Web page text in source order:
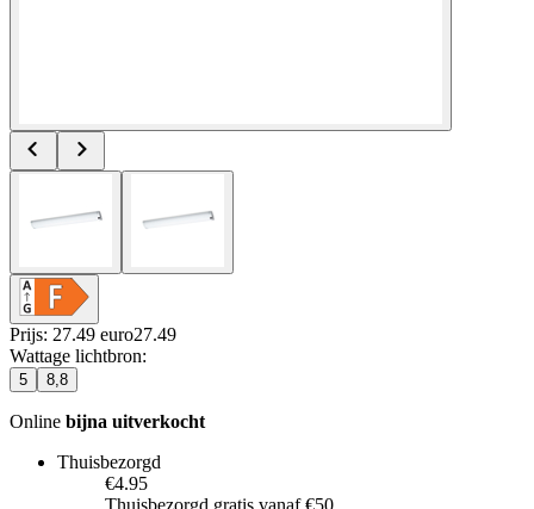
Prijs: 27.49 euro27.49
Wattage lichtbron:
5 8,8
Online bijna uitverkocht
Thuisbezorgd
€4.95
Thuisbezorgd gratis vanaf €50